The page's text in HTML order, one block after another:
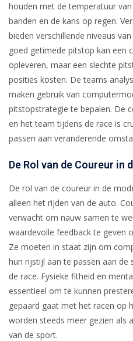
houden met de temperatuur
banden en de kans op regen.
bieden verschillende niveaus
goed getimede pitstop kan een
opleveren, maar een slechte
posities kosten. De teams
maken gebruik van
pitstopstrategie te bepalen. De
en het team tijdens de race is
passen aan veranderende
De Rol van de Coureur in
De rol van de coureur in de
alleen het rijden van de auto.
verwacht om nauw samen te
waardevolle feedback te geven
Ze moeten in staat zijn om
hun rijstijl aan te passen aan de
de race. Fysieke fitheid en
essentieel om te kunnen
gepaard gaat met het racen op
worden steeds meer gezien als
van de sport.